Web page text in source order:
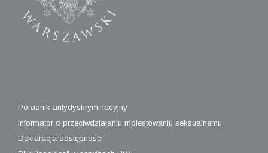
Poradnik antydyskryminacyjny
Informator o przeciwdziałaniu molestowaniu seksualnemu
Deklaracja dostępności